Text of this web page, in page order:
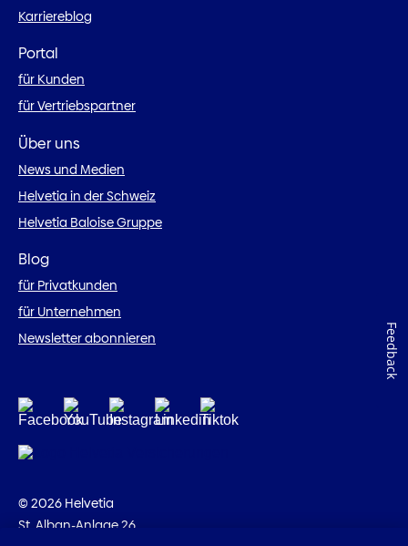
Karriereblog
Portal
für Kunden
für Vertriebspartner
Über uns
News und Medien
Helvetia in der Schweiz
Helvetia Baloise Gruppe
Blog
für Privatkunden
für Unternehmen
Newsletter abonnieren
© 2026 Helvetia
St. Alban-Anlage 26
Feedback